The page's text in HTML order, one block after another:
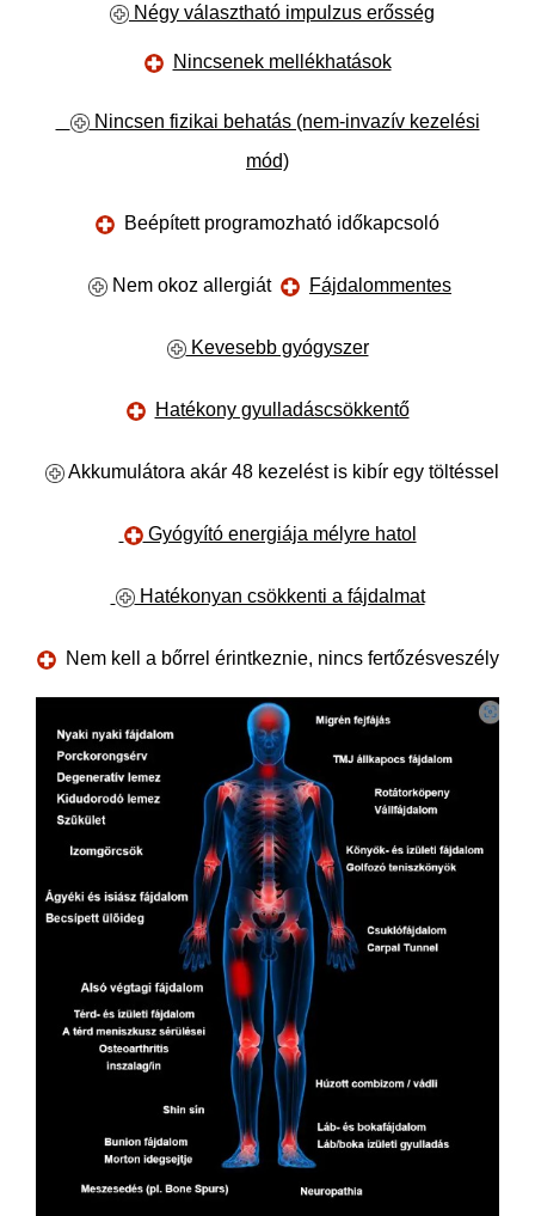
Négy választható impulzus erősség
Nincsenek mellékhatások
Nincsen fizikai behatás (nem-invazív kezelési
mód)
Beépített programozható időkapcsoló
Nem okoz allergiát Fájdalommentes
Kevesebb gyógyszer
Hatékony gyulladáscsökkentő
Akkumulátora akár 48 kezelést is kibír egy töltéssel
Gyógyító energiája mélyre hatol
Hatékonyan csökkenti a fájdalmat
Nem kell a bőrrel érintkeznie, nincs fertőzésveszély